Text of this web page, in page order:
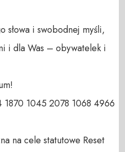
słowa i swobodnej myśli,
i dla Was – obywatelek i
1045 2078 1068 4966
na cele statutowe Reset